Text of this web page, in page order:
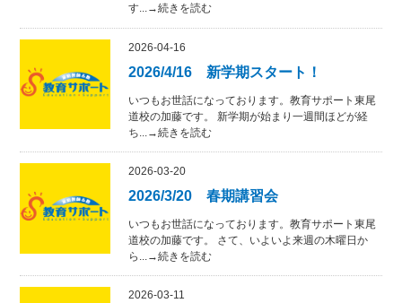
す...→続きを読む
2026-04-16
2026/4/16 新学期スタート！
いつもお世話になっております。教育サポート東尾
道校の加藤です。 新学期が始まり一週間ほどが経
ち...→続きを読む
2026-03-20
2026/3/20 春期講習会
いつもお世話になっております。教育サポート東尾
道校の加藤です。 さて、いよいよ来週の木曜日か
ら...→続きを読む
2026-03-11